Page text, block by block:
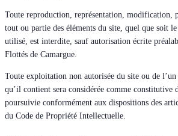
Toute reproduction, représentation, modification,
tout ou partie des éléments du site, quel que soit
utilisé, est interdite, sauf autorisation écrite
Flottés de Camargue.
Toute exploitation non autorisée du site ou de l’un
qu’il contient sera considérée comme constitutive
poursuivie conformément aux dispositions des
du Code de Propriété Intellectuelle.